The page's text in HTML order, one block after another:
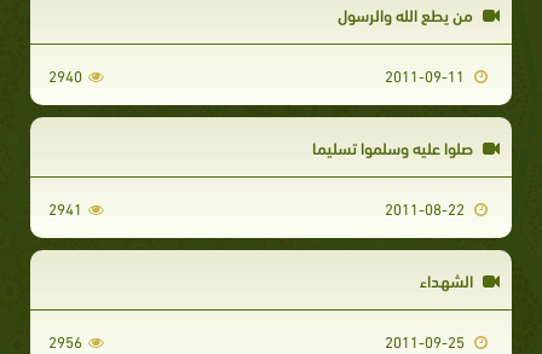
من يطع الله والرسول
2940
صلوا عليه وسلموا تسليما
2941
الشهداء
2956